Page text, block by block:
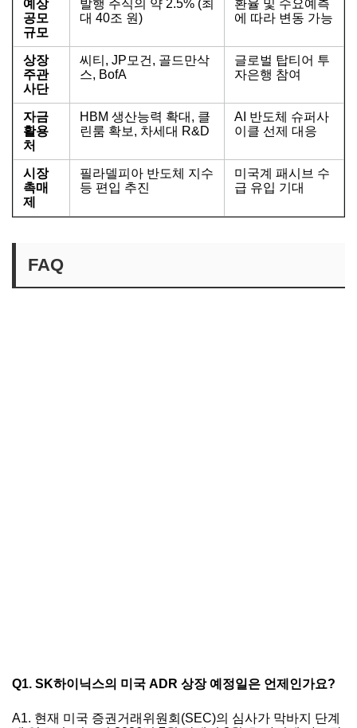
예상
공모
규모
발행 주식의 약 2.5% (최
대 40조 원)
환율 및 수요예측
에 따라 변동 가능
상장
주관
사단
씨티, JP모건, 골드만삭
스, BofA
글로벌 탑티어 투
자은행 참여
자금
활용
처
HBM 생산능력 확대, 클
린룸 확보, 차세대 R&D
AI 반도체 슈퍼사
이클 선제 대응
시장
촉매
제
필라델피아 반도체 지수
등 편입 추진
미국계 패시브 수
급 유입 기대
FAQ
Q1. SK하이닉스의 미국 ADR 상장 예정일은 언제인가요?
A1. 현재 미국 증권거래위원회(SEC)의 심사가 막바지 단계